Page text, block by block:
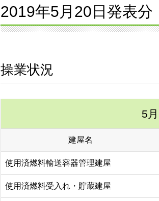
2019年5月20日発表分
操業状況
5
建屋名
使用済燃料輸送容器管理建屋
使用済燃料受入れ・貯蔵建屋